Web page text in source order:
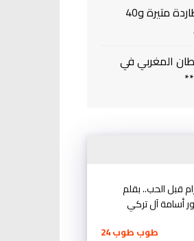
سقوط (الإمبراطور) بعد مطاردة متيرة و40
المغربي في
قبل الحب.. بقلم
أسامة آل تركي
طوب طوب 24